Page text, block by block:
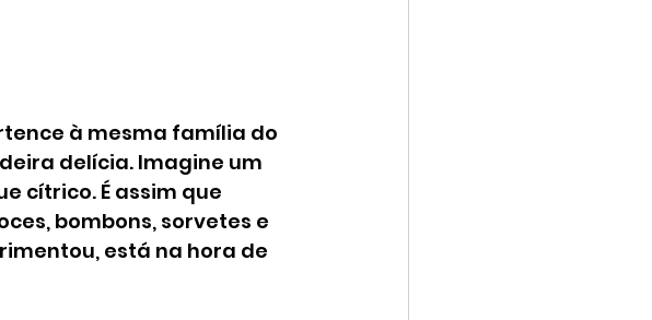
à mesma família do
delícia. Imagine um
cítrico. É assim que
bombons, sorvetes e
está na hora de